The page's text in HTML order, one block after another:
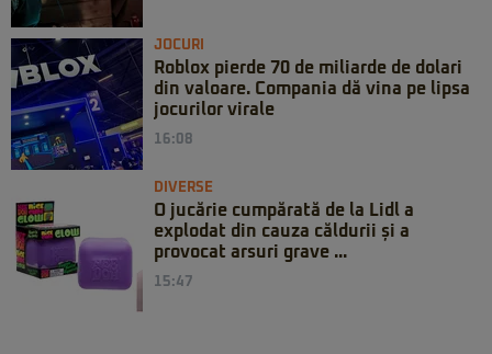
JOCURI
Roblox pierde 70 de miliarde de dolari
din valoare. Compania dă vina pe lipsa
jocurilor virale
16:08
DIVERSE
O jucărie cumpărată de la Lidl a
explodat din cauza căldurii și a
provocat arsuri grave ...
15:47